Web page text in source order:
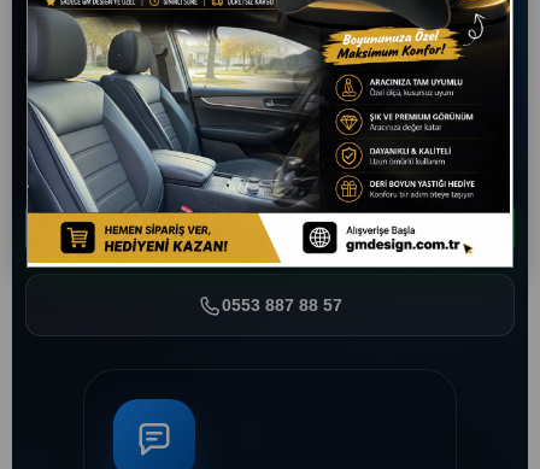
Sorularınız, ürünlerimiz hakkında detaylı bilgi talepleriniz veya
siparişlerinizle ilgili destek ihtiyaçlarınız için GM Design
ekibiyle iletişime geçebilirsiniz. Oto koltuk kılıfı modellerimiz,
kumaş seçeneklerimiz, araç uyumluluğu ve montaj süreçleri
hakkında size yardımcı olmaktan memnuniyet duyarız.
WhatsApp’tan Yazın
0553 887 88 57